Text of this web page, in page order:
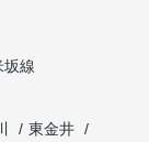
坂線
東金井